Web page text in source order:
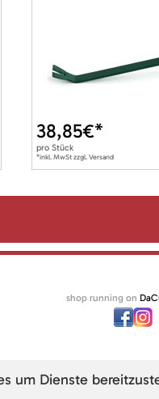
38,85€*
pro Stück
*inkl. MwSt zzgl. Versand
shop running on
um Dienste